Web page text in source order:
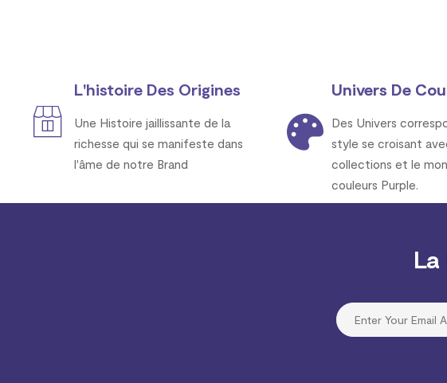
L'histoire Des Origines
Une Histoire jaillissante de la
richesse qui se manifeste dans
l'âme de notre Brand
Univers De
Des Univers
style se croisant
collections et le
couleurs Purple.
La